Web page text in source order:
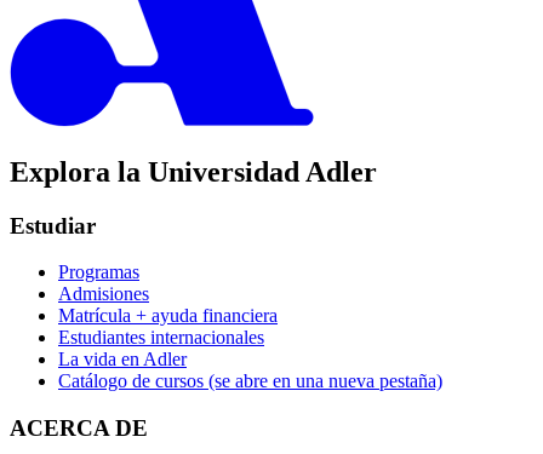
Explora la Universidad Adler
Estudiar
Programas
Admisiones
Matrícula + ayuda financiera
Estudiantes internacionales
La vida en Adler
Catálogo de cursos (se abre en una nueva pestaña)
ACERCA DE